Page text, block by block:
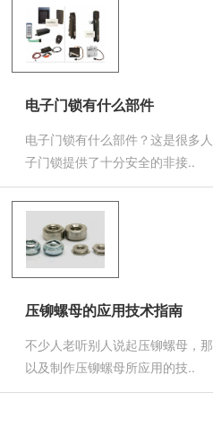
电子门锁有什么部件
电子门锁有什么部件？这是很多
子门锁提供了十分安全的非接..
压铆螺母的应用技术指南
不少人老听别人说起压铆螺母，
以及制作压铆螺母所应用的技..